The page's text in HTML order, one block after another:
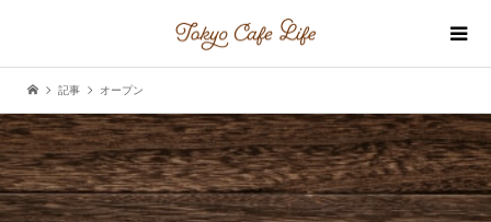
記事 オープン